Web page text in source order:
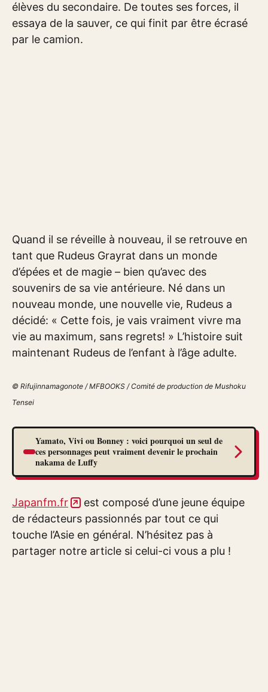
élèves du secondaire. De toutes ses forces, il
essaya de la sauver, ce qui finit par être écrasé
par le camion.
Quand il se réveille à nouveau, il se retrouve en
tant que Rudeus Grayrat dans un monde
d’épées et de magie – bien qu’avec des
souvenirs de sa vie antérieure. Né dans un
nouveau monde, une nouvelle vie, Rudeus a
décidé: « Cette fois, je vais vraiment vivre ma
vie au maximum, sans regrets! » L’histoire suit
maintenant Rudeus de l’enfant à l’âge adulte.
© Rifujinnamagonote / MFBOOKS / Comité de production de Mushoku
Tensei
Yamato, Vivi ou Bonney : voici pourquoi un seul de
ces personnages peut vraiment devenir le prochain
nakama de Luffy
Japanfm.fr
est composé d’une jeune équipe
de rédacteurs passionnés par tout ce qui
touche l’Asie en général. N’hésitez pas à
partager notre article si celui-ci vous a plu !